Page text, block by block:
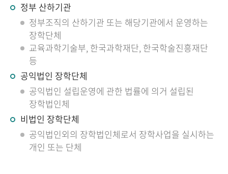
정부 산하기관
정부조직의 산하기관 또는 해당기관에서 운영하는
장학단체
교육과학기술부, 한국과학재단, 한국학술진흥재단
등
공익법인 장학단체
공익법인 설립운영에 관한 법률에 의거 설립된
장학법인체
비법인 장학단체
공익법인외의 장학법인체로서 장학사업을 실시하는
개인 또는 단체